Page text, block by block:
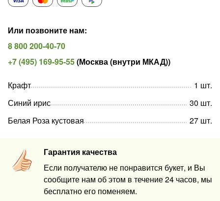
Или позвоните нам:
8 800 200-40-70
+7 (495) 169-95-55(Москва (внутри МКАД))
Гарантия качества
Если получателю не понравится букет, и Вы
сообщите нам об этом в течение 24 часов, мы
бесплатно его поменяем.
Крафт 1 шт.
Синий ирис
30 шт.
Белая Роза кустовая
27 шт.